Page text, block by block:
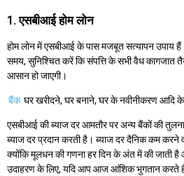
1. एसबीआई होम लोन
होम लोन में एसबीआई के पास मजबूत सत्यापन
समय, सुनिश्चित करें कि संपत्ति के सभी वैध कागजात
आसान हो जाएगी।
बैंक घर खरीदने, घर बनाने, घर के नवीनीकरण आदि
एसबीआई की ब्याज दर आमतौर पर अन्य बैंकों की
ब्याज दर प्रदान करती है। ब्याज दर दैनिक कम करने
क्योंकि मूलधन की गणना हर दिन के अंत में की जाती
उदाहरण के लिए, यदि आप आज आंशिक भुगतान करते